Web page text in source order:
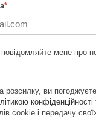
*
мене про
розсилку, ви
конфіденційності
cookie і передачу